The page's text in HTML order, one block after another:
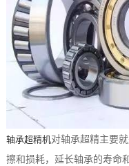
轴承超精机对轴承超精主要
擦和损耗，延长轴承的寿命